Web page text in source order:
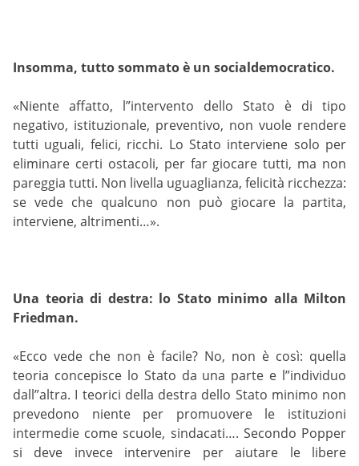
Insomma, tutto sommato è un socialdemocratico.
«Niente affatto, l”intervento dello Stato è di tipo
negativo, istituzionale, preventivo, non vuole rendere
tutti uguali, felici, ricchi. Lo Stato interviene solo per
eliminare certi ostacoli, per far giocare tutti, ma non
pareggia tutti. Non livella uguaglianza, felicità ricchezza:
se vede che qualcuno non può giocare la partita,
interviene, altrimenti…».
Una teoria di destra: lo Stato minimo alla Milton
Friedman.
«Ecco vede che non è facile? No, non è così: quella
teoria concepisce lo Stato da una parte e l”individuo
dall”altra. I teorici della destra dello Stato minimo non
prevedono niente per promuovere le istituzioni
intermedie come scuole, sindacati…. Secondo Popper
si deve invece intervenire per aiutare le libere